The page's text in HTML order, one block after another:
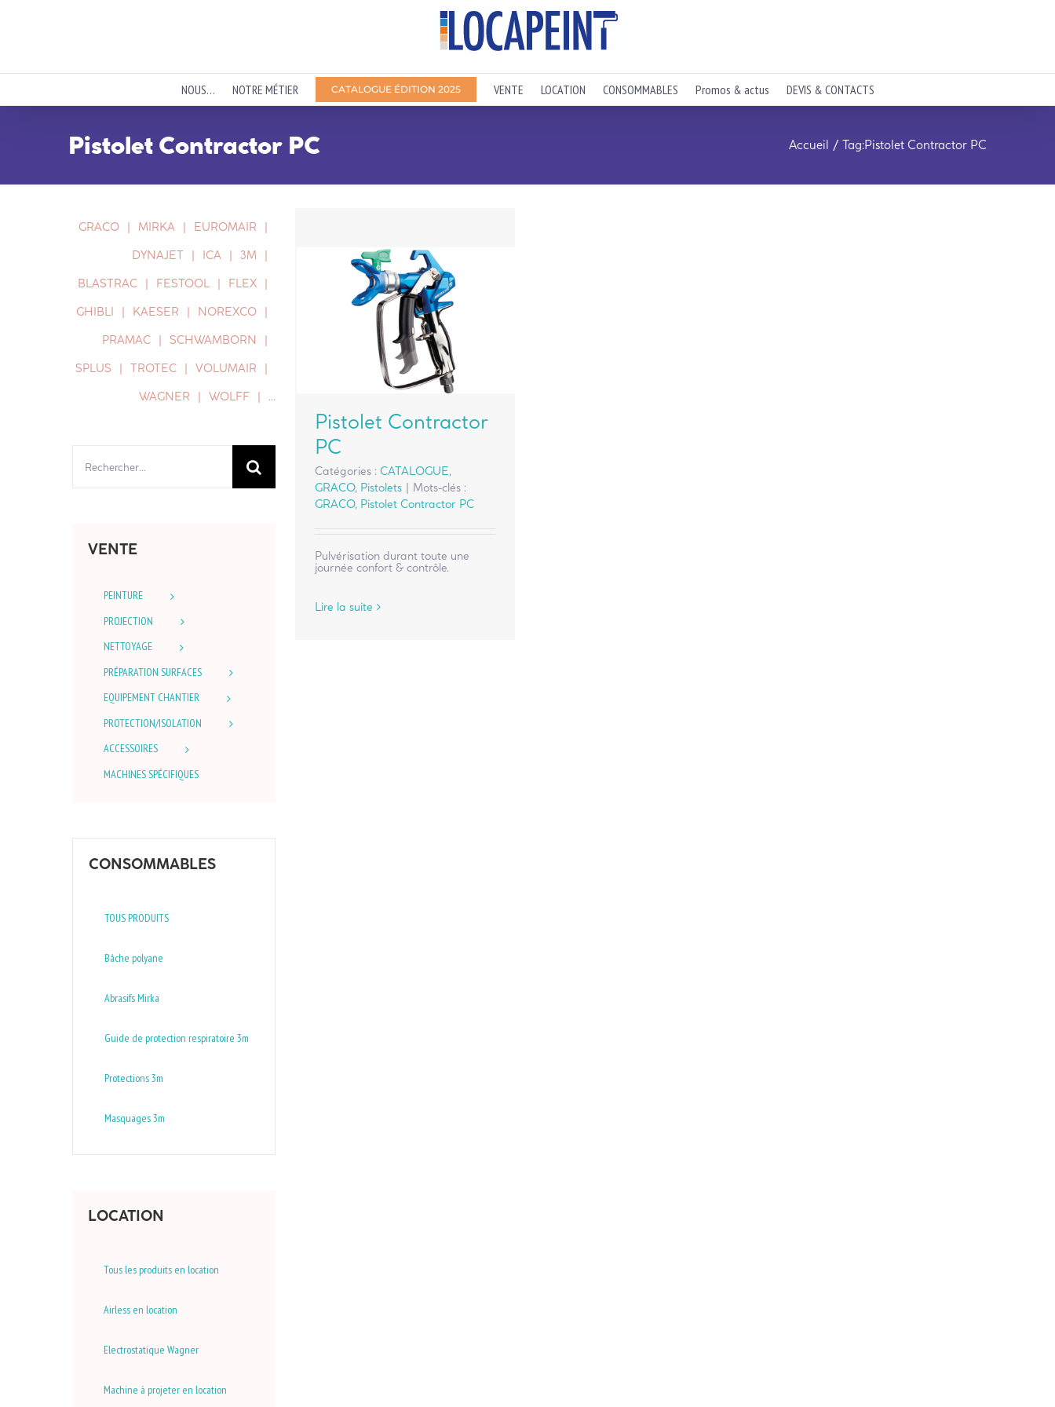
NOUS… NOTRE MÉTIER CATALOGUE ÉDITION 2025 VENTE LOCATION CONSOMMABLES Promos & actus DEVIS & CONTACTS
Pistolet Contractor PC Accueil Tag:Pistolet Contractor PC
Pistolet Contractor
PC
Catégories :CATALOGUE,
GRACO, Pistolets | Mots-clés :
GRACO, Pistolet Contractor PC
Pulvérisation durant toute une
journée confort & contrôle.
Lire la suite
GRACO MIRKA
EUROMAIR
DYNAJET
ICA
3M
BLASTRAC
FESTOOL
FLEX
GHIBLI
KAESER
NOREXCO
PRAMAC
SCHWAMBORN
SPLUS
TROTEC
VOLUMAIR
WAGNER
WOLFF …
VENTE
PEINTURE
PROJECTION
NETTOYAGE
PRÉPARATION SURFACES
EQUIPEMENT CHANTIER
PROTECTION/ISOLATION
ACCESSOIRES
MACHINES SPÉCIFIQUES
CONSOMMABLES
TOUS PRODUITS
Bâche polyane
Abrasifs Mirka
Guide de protection respiratoire 3m
Protections 3m
Masquages 3m
LOCATION
Tous les produits en location
Airless en location
Electrostatique Wagner
Machine à projeter en location